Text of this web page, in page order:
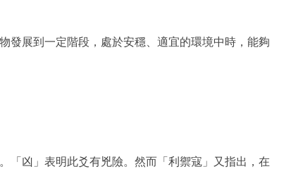
發展到一定階段，處於安穩、適宜的環境中時，能夠
「凶」表明此爻有兇險。然而「利禦寇」又指出，在